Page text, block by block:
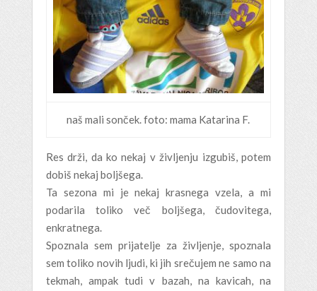
naš mali sonček. foto: mama Katarina F.
Res drži, da ko nekaj v življenju izgubiš, potem
dobiš nekaj boljšega.
Ta sezona mi je nekaj krasnega vzela, a mi
podarila toliko več boljšega, čudovitega,
enkratnega.
Spoznala sem prijatelje za življenje, spoznala
sem toliko novih ljudi, ki jih srečujem ne samo na
tekmah, ampak tudi v bazah, na kavicah, na